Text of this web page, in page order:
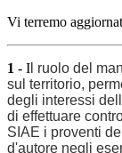
Vi terremo
1 - I l ruolo del
sul territorio,
degli interessi
di effettuare
SIAE i proventi
d'autore negli